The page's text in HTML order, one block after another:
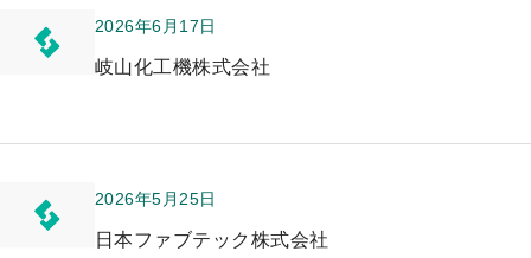
2026年6月17日
岐山化工機株式会社
2026年5月25日
日本ファブテック株式会社